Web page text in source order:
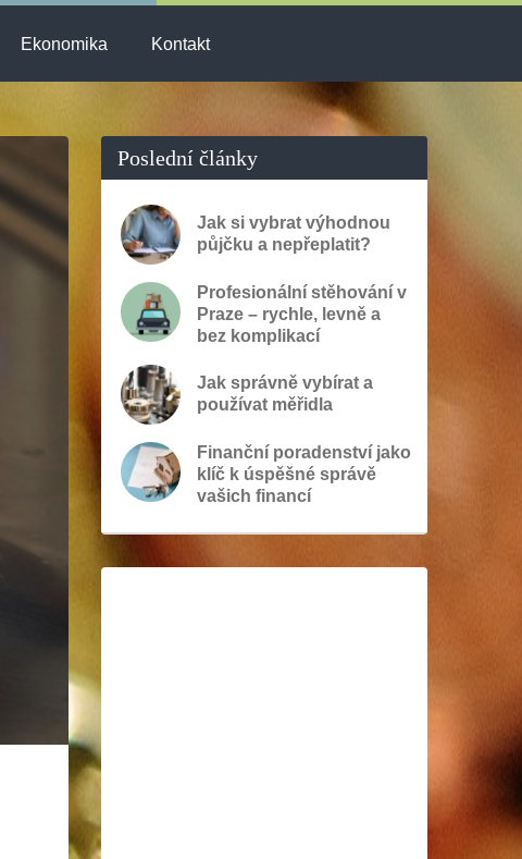
Ekonomika Kontakt
Poslední články
Jak si vybrat výhodnou
půjčku a nepřeplatit?
Profesionální stěhování v
Praze – rychle, levně a
bez komplikací
Jak správně vybírat a
používat měřidla
Finanční poradenství jako
klíč k úspěšné správě
vašich financí